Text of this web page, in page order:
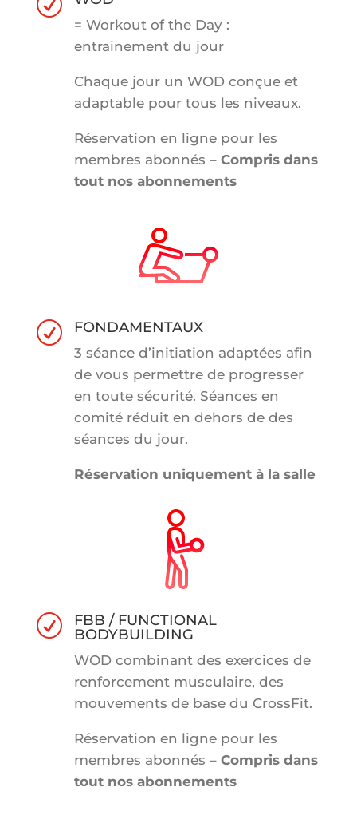
= Workout of the Day :
entrainement du jour
Chaque jour un WOD conçue et
adaptable pour tous les niveaux.
Réservation en ligne pour les
membres abonnés – Compris dans
tout nos abonnements
R FONDAMENTAUX
3 séance d’initiation adaptées afin
de vous permettre de progresser
en toute sécurité. Séances en
comité réduit en dehors de des
séances du jour.
Réservation uniquement à la salle
R
FBB / FUNCTIONAL
BODYBUILDING
WOD combinant des exercices de
renforcement musculaire, des
mouvements de base du CrossFit.
Réservation en ligne pour les
membres abonnés – Compris dans
tout nos abonnements